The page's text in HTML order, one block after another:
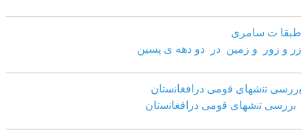
طبقا ت سامری
زر و زور و زمین در دو دهه ی پسین
ﺑررﺳﯽ ﺗﻧﺷﮭﺎی ﻗوﻣﯽ دراﻓﻐﺎﻧﺳﺗﺎن
ﺑررﺳﯽ ﺗﻧﺷﮭﺎی ﻗوﻣﯽ دراﻓﻐﺎﻧﺳﺗﺎن